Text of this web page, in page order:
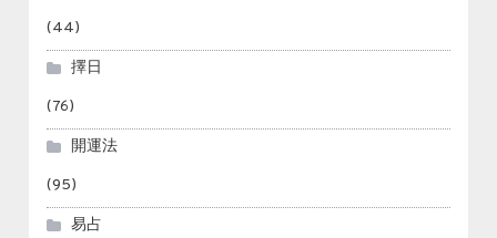
(44)
擇日
(76)
開運法
(95)
易占